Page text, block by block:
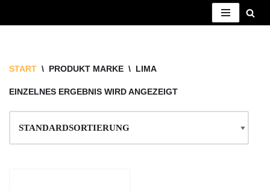
START \ PRODUKT MARKE \ LIMA
EINZELNES ERGEBNIS WIRD ANGEZEIGT